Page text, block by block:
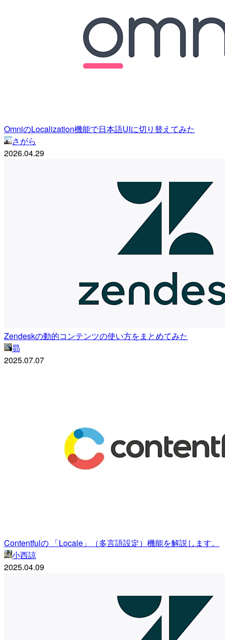
OmniのLocalization機能で日本語UIに切り替えてみた
さがら
2026.04.29
Zendeskの動的コンテンツの使い方をまとめてみた
昴
2025.07.07
Contentfulの 「Locale」（多言語設定）機能を解説します。
小西諒
2025.04.09